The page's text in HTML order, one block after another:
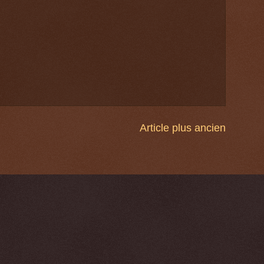
Article plus ancien